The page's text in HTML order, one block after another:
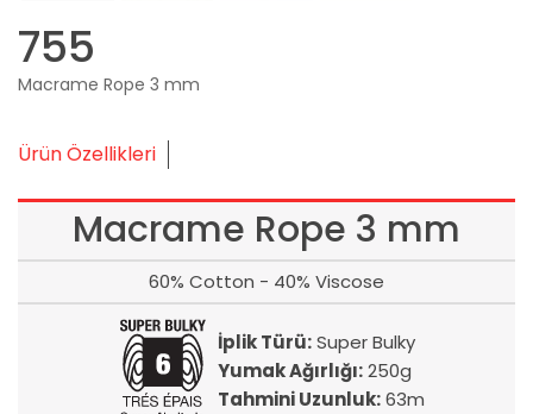
755
Macrame Rope 3 mm
Ürün Özellikleri
Macrame Rope 3 mm
60% Cotton - 40% Viscose
İplik Türü:Super Bulky
Yumak Ağırlığı:250g
Tahmini Uzunluk:63m